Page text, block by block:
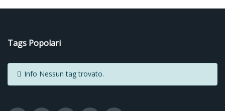
Tags Popolari
Info Nessun tag trovato.